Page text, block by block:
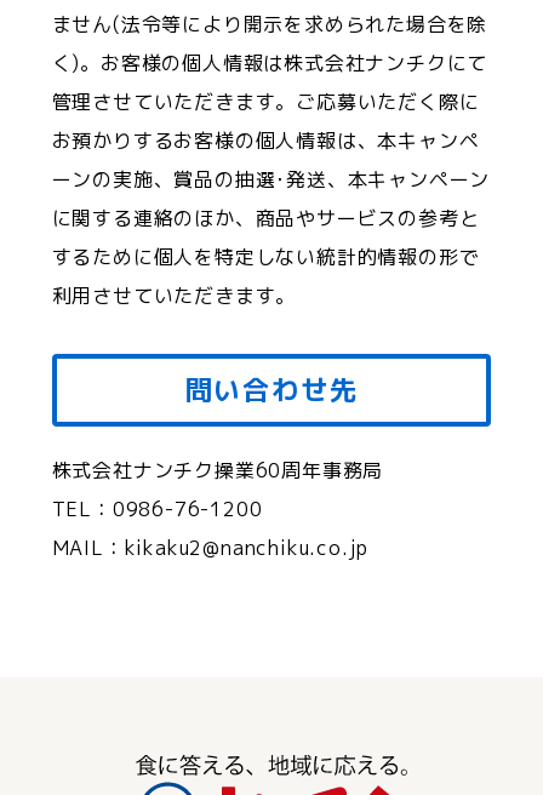
ません(法令等により開示を求められた場合を除
く)。お客様の個人情報は株式会社ナンチクにて
管理させていただきます。ご応募いただく際に
お預かりするお客様の個人情報は、本キャンペ
ーンの実施、賞品の抽選･発送、本キャンペーン
に関する連絡のほか、商品やサービスの参考と
するために個人を特定しない統計的情報の形で
利用させていただきます。
問い合わせ先
株式会社ナンチク操業60周年事務局
TEL：0986-76-1200
MAIL：kikaku2@nanchiku.co.jp